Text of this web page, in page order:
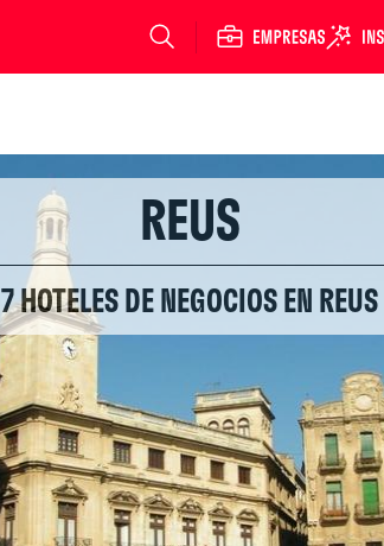
REUS
7 HOTELES DE NEGOCIOS EN REUS